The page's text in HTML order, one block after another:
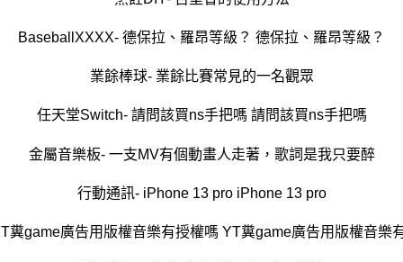
BaseballXXXX- 德保拉、羅昂等級？ 德保拉、羅昂等級？
業餘棒球- 業餘比賽常見的一名觀眾
任天堂Switch- 請問該買ns手把嗎 請問該買ns手把嗎
金屬音樂板- 一支MV有個動畫人走著，歌詞是我只要醉
行動通訊- iPhone 13 pro iPhone 13 pro
糞game廣告用版權音樂有授權嗎 YT糞game廣告用版權音樂